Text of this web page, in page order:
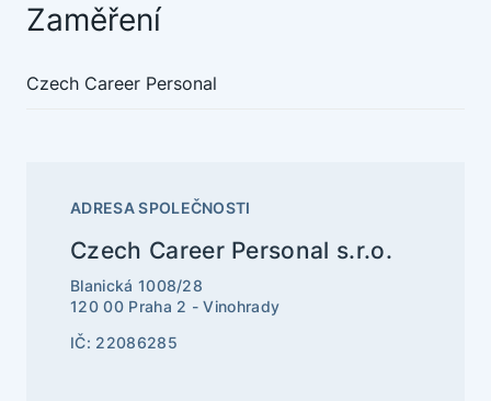
Zaměření
Czech Career Personal
ADRESA SPOLEČNOSTI
Czech Career Personal s.r.o.
Blanická 1008/28
120 00 Praha 2 - Vinohrady
IČ: 22086285